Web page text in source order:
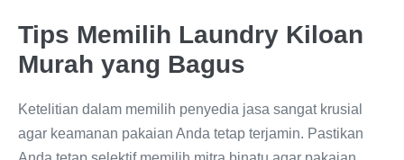
Tips Memilih Laundry Kiloan
Murah yang Bagus
Ketelitian dalam memilih penyedia jasa sangat krusial
agar keamanan pakaian Anda tetap terjamin. Pastikan